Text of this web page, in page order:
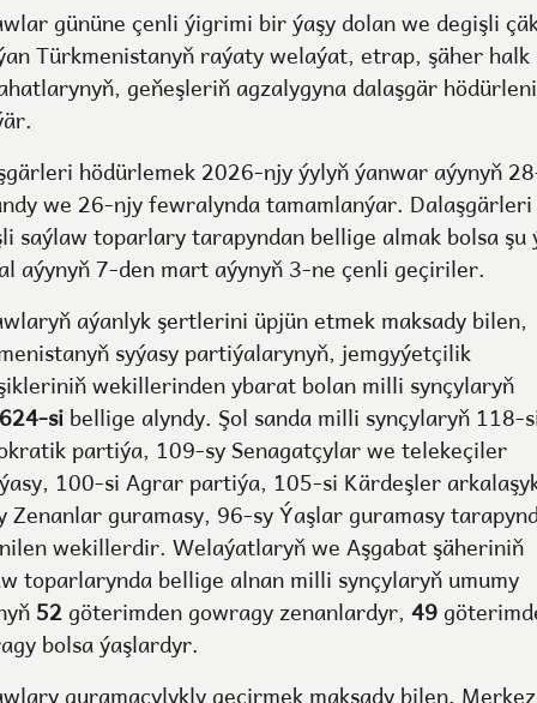
gününe çenli ýigrimi bir ýaşy dolan we degişli
Türkmenistanyň raýaty welaýat, etrap, şäher halk
geňeşleriň agzalygyna dalaşgär
hödürlemek 2026-njy ýylyň ýanwar aýynyň
we 26-njy fewralynda tamamlanýar. Dalaşgärleri
saýlaw toparlary tarapyndan bellige almak bolsa şu
aýynyň 7-den mart aýynyň 3-ne çenli geçiriler.
aýanlyk şertlerini üpjün etmek maksady bilen,
syýasy partiýalarynyň, jemgyýetçilik
wekillerinden ybarat bolan milli synçylaryň
624-sibellige alyndy. Şol sanda milli synçylaryň 118-
partiýa, 109-sy Senagatçylar we telekeçiler
100-si Agrar partiýa, 105-si Kärdeşler
Zenanlar guramasy, 96-sy Ýaşlar guramasy
wekillerdir. Welaýatlaryň we Aşgabat şäheriniň
toparlarynda bellige alnan milli synçylaryň umumy
52göterimden gowragy zenanlardyr, 49
bolsa ýaşlardyr.